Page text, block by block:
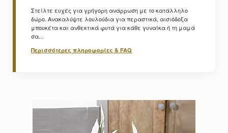
Στείλτε ευχές για γρήγορη ανάρρωση με το κατάλληλο
δώρο. Ανακαλύψτε λουλούδια για περαστικά, αισιόδοξα
μπουκέτα και ανθεκτικά φυτά για κάθε γυναίκα ή τη μαμά
σα...
Περισσότερες πληροφορίες & FAQ